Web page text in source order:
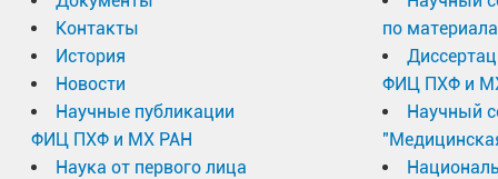
Контакты
История
Новости
Научные публикации
ФИЦ ПХФ и МХ РАН
Наука от первого лица
по
ФИЦ ПХФ и
Научный